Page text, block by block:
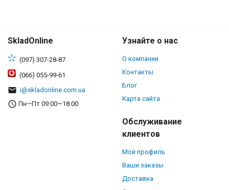
SkladOnline
(097) 307-28-87
(066) 055-99-61
i@skladonline.com.ua
Пн—Пт 09:00—18:00
Узнайте о нас
О компании
Контакты
Блог
Карта сайта
Обслуживание
клиентов
Мой профиль
Ваши заказы
Доставка